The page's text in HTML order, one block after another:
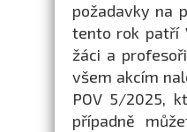
požadavky na
tento rok patří
žáci a
všem akcím
POV 5/2025,
případně